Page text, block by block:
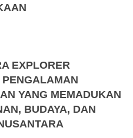
EXPLORER
YANG MEMADUKAN
BUDAYA, DAN